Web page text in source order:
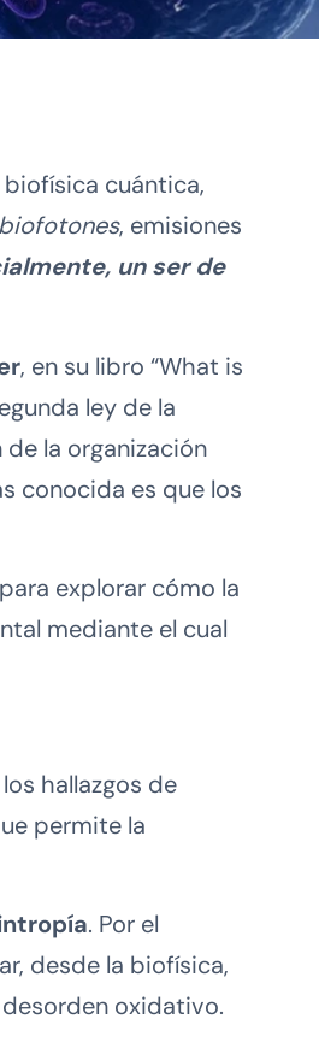
cuántica,
biofotones, emisiones
un ser de
, en su libro “What is
ley de la
la organización
conocida es que los
explorar cómo la
mediante el cual
hallazgos de
permite la
. Por el
desde la biofísica,
oxidativo.